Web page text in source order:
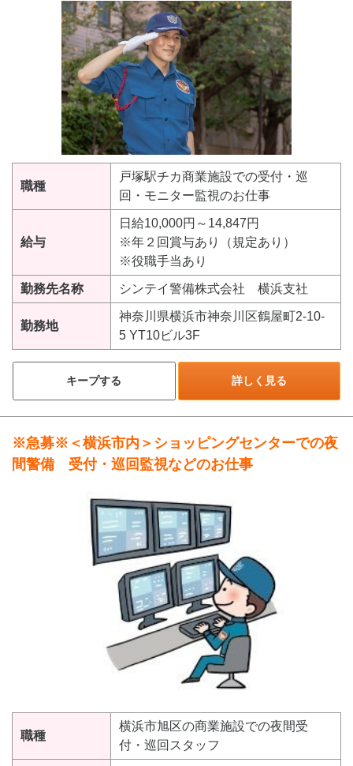
職種
戸塚駅チカ商業施設での受付・巡
回・モニター監視のお仕事
給与
日給10,000円～14,847円
※年２回賞与あり（規定あり）
※役職手当あり
勤務先名称 シンテイ警備株式会社 横浜支社
勤務地
神奈川県横浜市神奈川区鶴屋町2-10-
5 YT10ビル3F
キープする 詳しく見る
※急募※＜横浜市内＞ショッピングセンターでの夜
間警備 受付・巡回監視などのお仕事
職種
横浜市旭区の商業施設での夜間受
付・巡回スタッフ